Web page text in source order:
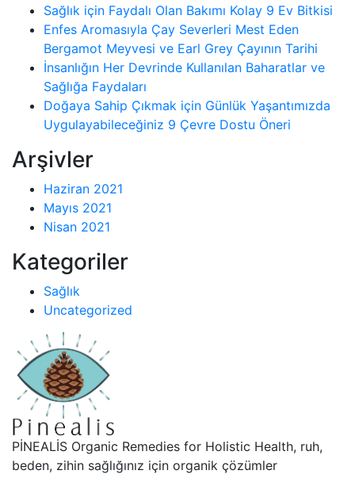
Sağlık için Faydalı Olan Bakımı Kolay 9 Ev Bitkisi
Enfes Aromasıyla Çay Severleri Mest Eden
Bergamot Meyvesi ve Earl Grey Çayının Tarihi
İnsanlığın Her Devrinde Kullanılan Baharatlar ve
Sağlığa Faydaları
Doğaya Sahip Çıkmak için Günlük Yaşantımızda
Uygulayabileceğiniz 9 Çevre Dostu Öneri
Arşivler
Haziran 2021
Mayıs 2021
Nisan 2021
Kategoriler
Sağlık
Uncategorized
PİNEALİS Organic Remedies for Holistic Health, ruh,
beden, zihin sağlığınız için organik çözümler